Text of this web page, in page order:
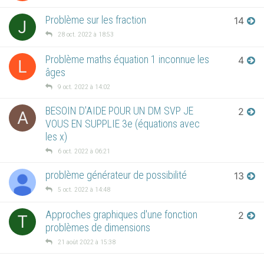
J Problème sur les fraction
28 oct. 2022 à 18:53
14
L
Problème maths équation 1 inconnue les
âges
9 oct. 2022 à 14:02
4
A
BESOIN D'AIDE POUR UN DM SVP JE
VOUS EN SUPPLIE 3e (équations avec
les x)
6 oct. 2022 à 06:21
2
problème générateur de possibilité
5 oct. 2022 à 14:48
13
T
Approches graphiques d'une fonction
problèmes de dimensions
21 août 2022 à 15:38
2